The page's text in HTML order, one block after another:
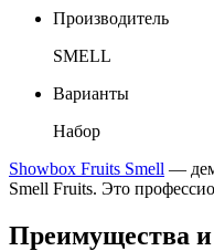
Производитель
SMELL
Варианты
Набор
Showbox Fruits Smell —
Smell Fruits. Это
Преимущества и